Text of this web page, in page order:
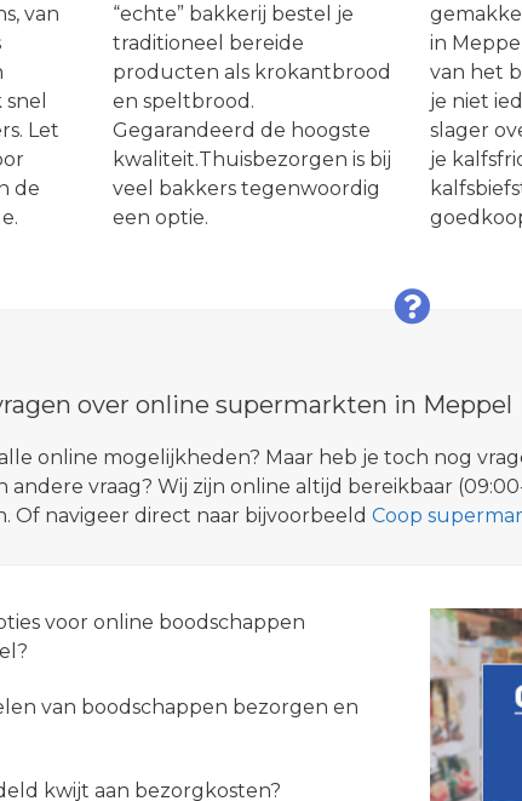
van
Let
de
“echte” bakkerij bestel je
traditioneel bereide
producten als krokantbrood
en speltbrood.
Gegarandeerd de hoogste
kwaliteit.Thuisbezorgen is bij
veel bakkers tegenwoordig
een optie.
in
van het
je niet
slager
je
over online supermarkten in Meppel
online mogelijkheden? Maar heb je toch nog
andere vraag? Wij zijn online altijd bereikbaar
Of navigeer direct naar bijvoorbeeld Coop
voor online boodschappen
van boodschappen bezorgen en
kwijt aan bezorgkosten?